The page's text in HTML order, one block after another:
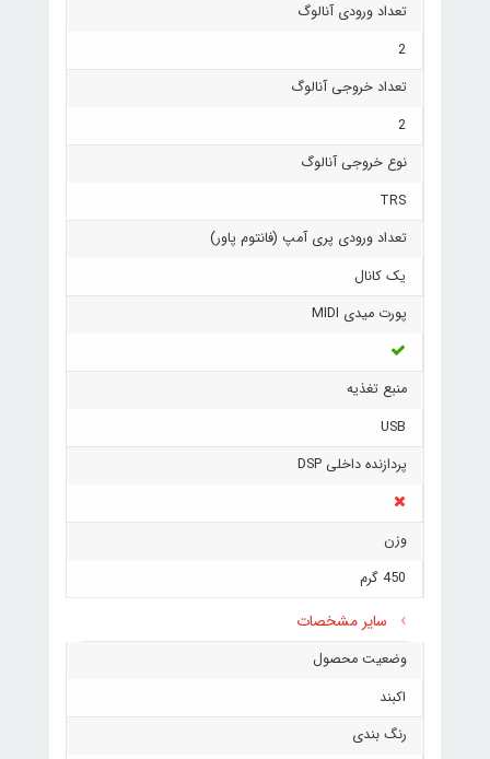
تعداد ورودی آنالوگ
2
تعداد خروجی آنالوگ
2
نوع خروجی آنالوگ
TRS
تعداد ورودی پری آمپ (فانتوم پاور)
یک کانال
پورت میدی MIDI
منبع تغذیه
USB
پردازنده داخلی DSP
وزن
450 گرم
سایر مشخصات
وضعیت محصول
اکبند
رنگ بندی